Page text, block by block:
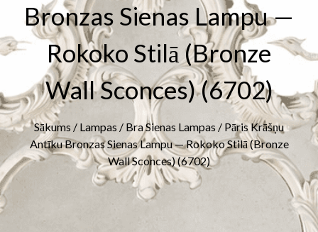
Bronzas Sienas Lampu —
Rokoko Stilā (bronze
Wall Sconces) (6702)
Sākums / Lampas / Bra Sienas Lampas / Pāris Krāšņu
Antīku Bronzas Sienas Lampu — Rokoko Stilā (bronze
Wall Sconces) (6702)